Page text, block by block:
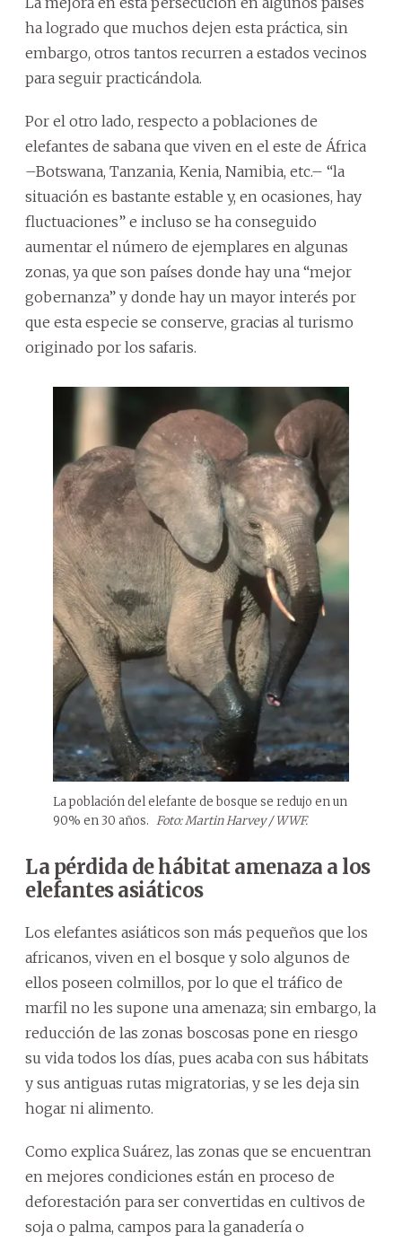
ha logrado que muchos dejen esta práctica, sin
embargo, otros tantos recurren a estados vecinos
para seguir practicándola.
Por el otro lado, respecto a poblaciones de
elefantes de sabana que viven en el este de África
–Botswana, Tanzania, Kenia, Namibia, etc.– “la
situación es bastante estable y, en ocasiones, hay
fluctuaciones” e incluso se ha conseguido
aumentar el número de ejemplares en algunas
zonas, ya que son países donde hay una “mejor
gobernanza” y donde hay un mayor interés por
que esta especie se conserve, gracias al turismo
originado por los safaris.
La población del elefante de bosque se redujo en un
90% en 30 años. Foto: Martin Harvey / WWF.
La pérdida de hábitat amenaza a los
elefantes asiáticos
Los elefantes asiáticos son más pequeños que los
africanos, viven en el bosque y solo algunos de
ellos poseen colmillos, por lo que el tráfico de
marfil no les supone una amenaza; sin embargo, la
reducción de las zonas boscosas pone en riesgo
su vida todos los días, pues acaba con sus hábitats
y sus antiguas rutas migratorias, y se les deja sin
hogar ni alimento.
Como explica Suárez, las zonas que se encuentran
en mejores condiciones están en proceso de
deforestación para ser convertidas en cultivos de
soja o palma, campos para la ganadería o